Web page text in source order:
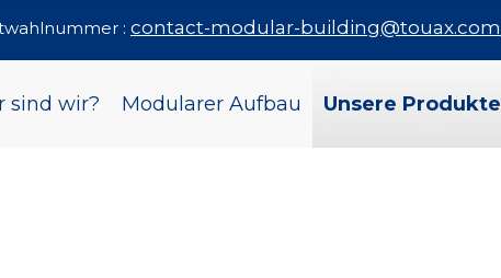
: contact-modular-building@touax.com
sind wir? Modularer Aufbau Unsere Produkte